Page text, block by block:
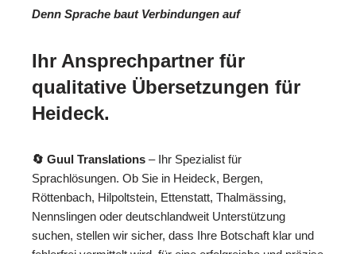
Denn Sprache baut Verbindungen auf
Ihr Ansprechpartner für
qualitative Übersetzungen für
Heideck.
🔄 Guul Translations – Ihr Spezialist für
Sprachlösungen. Ob Sie in Heideck, Bergen,
Röttenbach, Hilpoltstein, Ettenstatt, Thalmässing,
Nennslingen oder deutschlandweit Unterstützung
suchen, stellen wir sicher, dass Ihre Botschaft klar und